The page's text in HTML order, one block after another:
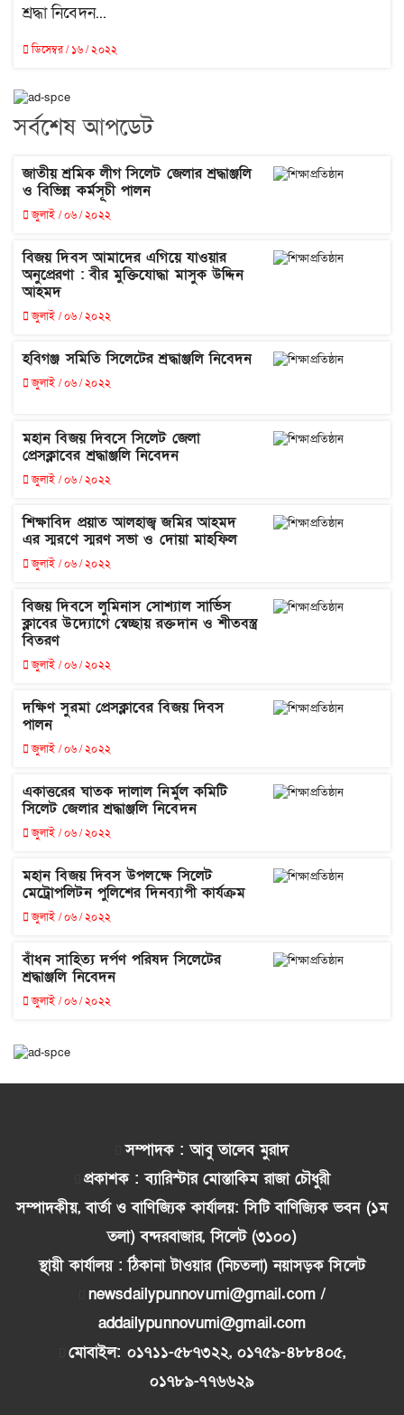
শ্রদ্ধা নিবেদন...
ডিসেম্বর / ১৬ / ২০২২
সর্বশেষ আপডেট
জাতীয় শ্রমিক লীগ সিলেট জেলার শ্রদ্ধাঞ্জলি
ও বিভিন্ন কর্মসূচী পালন
জুলাই / ০৬ / ২০২২
বিজয় দিবস আমাদের এগিয়ে যাওয়ার
অনুপ্রেরণা : বীর মুক্তিযোদ্ধা মাসুক উদ্দিন
আহমদ
জুলাই / ০৬ / ২০২২
হবিগঞ্জ সমিতি সিলেটের শ্রদ্ধাঞ্জলি নিবেদন
জুলাই / ০৬ / ২০২২
মহান বিজয় দিবসে সিলেট জেলা
প্রেসক্লাবের শ্রদ্ধাঞ্জলি নিবেদন
জুলাই / ০৬ / ২০২২
শিক্ষাবিদ প্রয়াত আলহাজ্ব জমির আহমদ
এর স্মরণে স্মরণ সভা ও দোয়া মাহফিল
জুলাই / ০৬ / ২০২২
বিজয় দিবসে লুমিনাস সোশ্যাল সার্ভিস
ক্লাবের উদ্যোগে স্বেচ্ছায় রক্তদান ও শীতবস্ত্র
বিতরণ
জুলাই / ০৬ / ২০২২
দক্ষিণ সুরমা প্রেসক্লাবের বিজয় দিবস
পালন
জুলাই / ০৬ / ২০২২
একাত্তরের ঘাতক দালাল নির্মুল কমিটি
সিলেট জেলার শ্রদ্ধাঞ্জলি নিবেদন
জুলাই / ০৬ / ২০২২
মহান বিজয় দিবস উপলক্ষে সিলেট
মেট্রোপলিটন পুলিশের দিনব্যাপী কার্যক্রম
জুলাই / ০৬ / ২০২২
বাঁধন সাহিত্য দর্পণ পরিষদ সিলেটের
শ্রদ্ধাঞ্জলি নিবেদন
জুলাই / ০৬ / ২০২২
সম্পাদক : আবু তালেব মুরাদ
প্রকাশক : ব্যারিস্টার মোস্তাকিম রাজা চৌধুরী
সম্পাদকীয়, বার্তা ও বাণিজ্যিক কার্যালয়: সিটি বাণিজ্যিক ভবন (১ম
তলা) বন্দরবাজার, সিলেট (৩১০০)
স্থায়ী কার্যালয় : ঠিকানা টাওয়ার (নিচতলা) নয়াসড়ক সিলেট
newsdailypunnovumi@gmail.com /
addailypunnovumi@gmail.com
মোবাইল: ০১৭১১-৫৮৭৩২২, ০১৭৫৯-৪৮৮৪০৫,
০১৭৮৯-৭৭৬৬২৯